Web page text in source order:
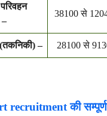
–
38100 से
(तकनिकी) – 28100 से
recruitment की सम्पूर्ण